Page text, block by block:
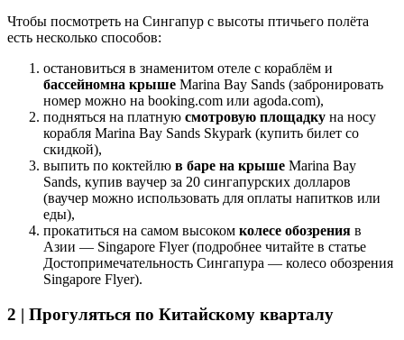
Чтобы посмотреть на Сингапур с высоты птичьего полёта
есть несколько способов:
остановиться в знаменитом отеле с кораблём и
бассейномна крыше Marina Bay Sands (забронировать
номер можно на booking.com или agoda.com),
подняться на платную смотровую площадку на носу
корабля Marina Bay Sands Skypark (купить билет со
скидкой),
выпить по коктейлю в баре на крыше Marina Bay
Sands, купив ваучер за 20 сингапурских долларов
(ваучер можно использовать для оплаты напитков или
еды),
прокатиться на самом высоком колесе обозрения в
Азии — Singapore Flyer (подробнее читайте в статье
Достопримечательность Сингапура — колесо обозрения
Singapore Flyer).
2 | Прогуляться по Китайскому кварталу